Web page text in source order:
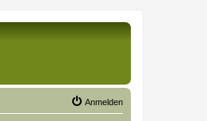
Anmelden